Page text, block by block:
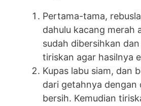
Pertama-tama,
dahulu kacang merah
sudah dibersihkan
tiriskan agar hasilnya
Kupas labu siam, dan
dari getahnya dengan
bersih. Kemudian